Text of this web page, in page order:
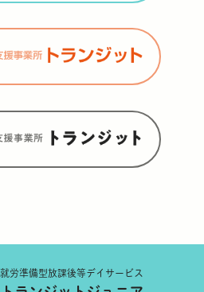
就労準備型放課後等デイサービス